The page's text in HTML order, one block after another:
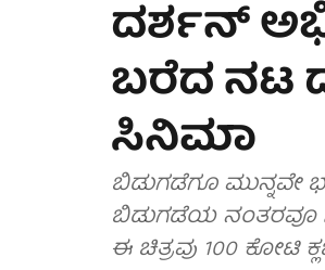
ದರ್ಶನ್
ಬರೆದ ನಟ
ಸಿನಿಮಾ
ಬಿಡುಗಡೆಗೂ ಮುನ್ನವೇ
ಬಿಡುಗಡೆಯ ನಂತರವೂ
ಈ ಚಿತ್ರವು 100 ಕೋಟಿ